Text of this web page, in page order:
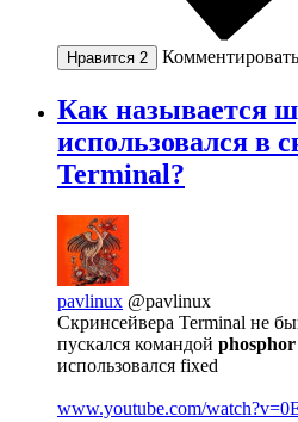
Нравится 2 Комментировать
Как называется
использовался в
Terminal?
pavlinux @pavlinux
Скринсейвера Terminal не
пускался командой
использовался fixed
www.youtube.com/